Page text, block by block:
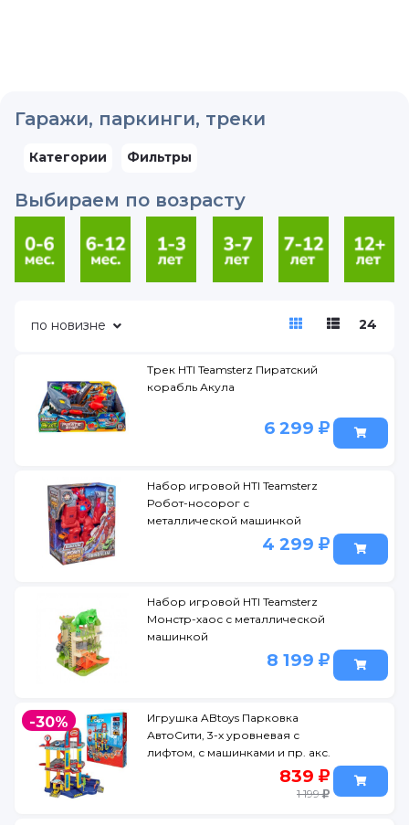
Гаражи, паркинги, треки
Категории Фильтры
Выбираем по возрасту
по новизне 24
Трек HTI Teamsterz Пиратский
корабль Акула
6 299
Набор игровой HTI Teamsterz
Робот-носорог с
металлической машинкой
4 299
Набор игровой HTI Teamsterz
Монстр-хаос с металлической
машинкой
8 199
-30%
Игрушка ABtoys Парковка
АвтоСити, 3-х уровневая с
лифтом, с машинками и пр. акс.
839
1 199